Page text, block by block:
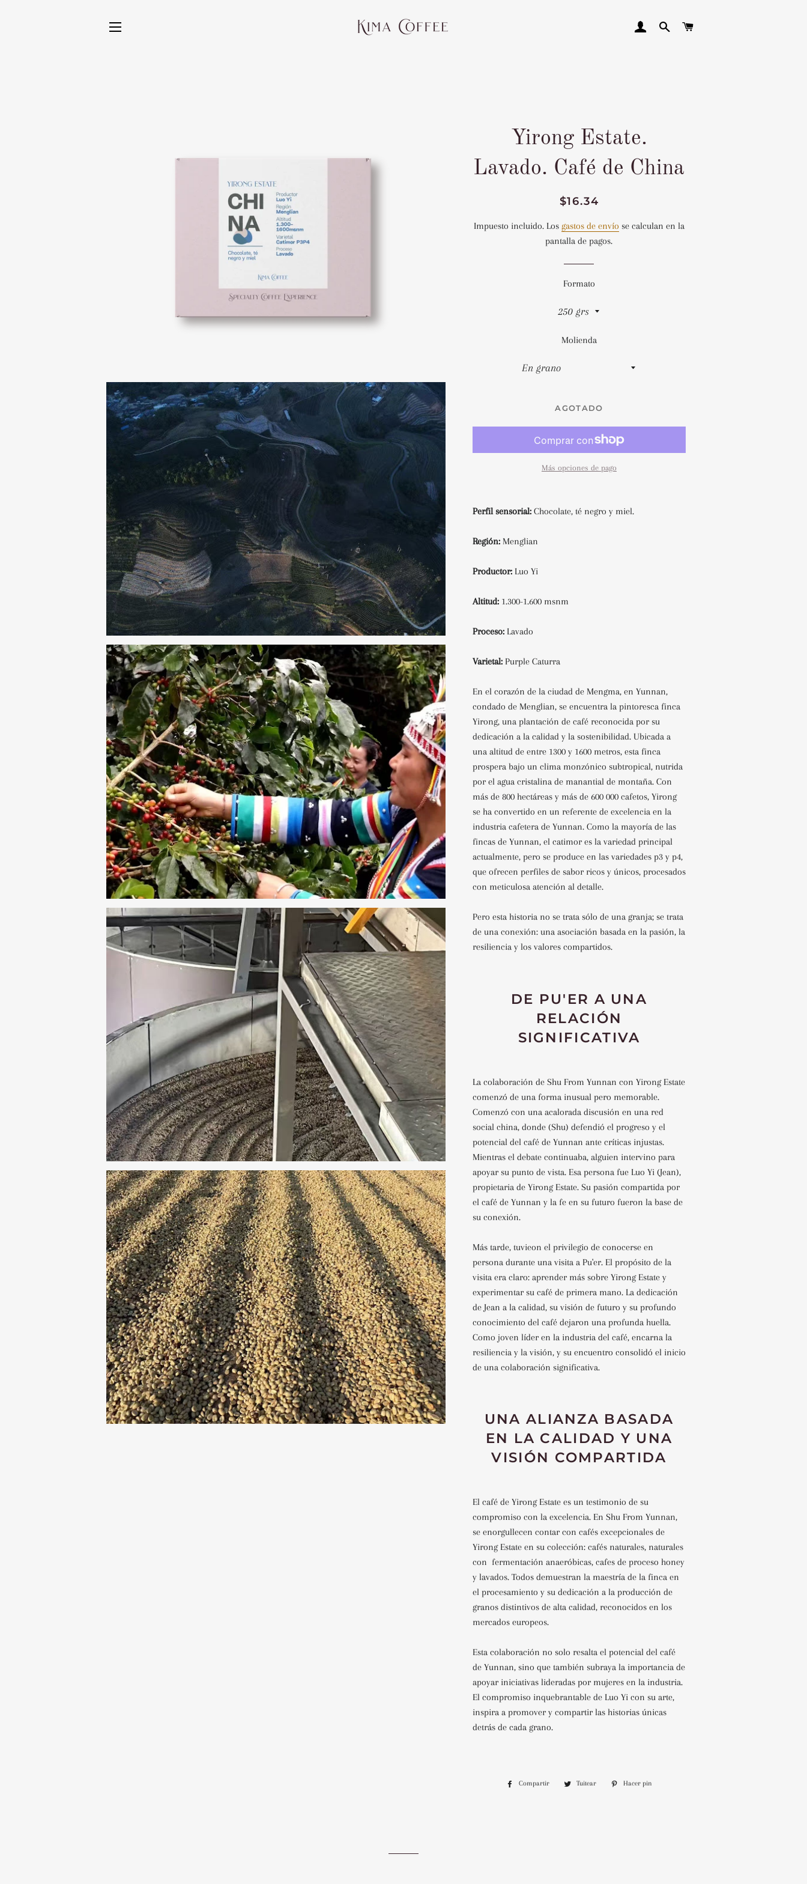
INGRESAR
BUSCAR
Yirong Estate.
Lavado. Café de China
Precio
Precio
venta
$16.34
Impuesto incluido. Los gastos de envío se calculan en la
pantalla de pagos.
Formato
Molienda
AGOTADO
Más opciones de pago
Perfil sensorial: Chocolate, té negro y miel.
Región: Menglian
Productor: Luo Yi
Altitud:1.300-1.600 msnm
Proceso: Lavado
Varietal: Purple Caturra
En el corazón de la ciudad de Mengma, en Yunnan,
condado de Menglian, se encuentra la pintoresca finca
Yirong, una plantación de café reconocida por su
dedicación a la calidad y la sostenibilidad. Ubicada a
una altitud de entre 1300 y 1600 metros, esta finca
prospera bajo un clima monzónico subtropical, nutrida
por el agua cristalina de manantial de montaña. Con
más de 800 hectáreas y más de 600 000 cafetos, Yirong
se ha convertido en un referente de excelencia en la
industria cafetera de Yunnan. Como la mayoría de las
fincas de Yunnan, el catimor es la variedad principal
actualmente, pero se produce en las variedades p3 y p4,
que ofrecen perfiles de sabor ricos y únicos, procesados
con meticulosa atención al detalle.
Pero esta historia no se trata sólo de una granja; se trata
de una conexión: una asociación basada en la pasión, la
resiliencia y los valores compartidos.
DE PU'ER A UNA
RELACIÓN
SIGNIFICATIVA
La colaboración de Shu From Yunnan con Yirong Estate
comenzó de una forma inusual pero memorable.
Comenzó con una acalorada discusión en una red
social china, donde (Shu) defendió el progreso y el
potencial del café de Yunnan ante críticas injustas.
Mientras el debate continuaba, alguien intervino para
apoyar su punto de vista. Esa persona fue Luo Yi (Jean),
propietaria de Yirong Estate. Su pasión compartida por
el café de Yunnan y la fe en su futuro fueron la base de
su conexión.
Más tarde, tuvieon el privilegio de conocerse en
persona durante una visita a Pu'er. El propósito de la
visita era claro: aprender más sobre Yirong Estate y
experimentar su café de primera mano. La dedicación
de Jean a la calidad, su visión de futuro y su profundo
conocimiento del café dejaron una profunda huella.
Como joven líder en la industria del café, encarna la
resiliencia y la visión, y su encuentro consolidó el inicio
de una colaboración significativa.
UNA ALIANZA BASADA
EN LA CALIDAD Y UNA
VISIÓN COMPARTIDA
El café de Yirong Estate es un testimonio de su
compromiso con la excelencia. En Shu From Yunnan,
se enorgullecen contar con cafés excepcionales de
Yirong Estate en su colección: cafés naturales, naturales
con fermentación anaeróbicas, cafes de proceso honey
y lavados. Todos demuestran la maestría de la finca en
el procesamiento y su dedicación a la producción de
granos distintivos de alta calidad, reconocidos en los
mercados europeos.
Esta colaboración no solo resalta el potencial del café
de Yunnan, sino que también subraya la importancia de
apoyar iniciativas lideradas por mujeres en la industria.
El compromiso inquebrantable de Luo Yi con su arte,
inspira a promover y compartir las historias únicas
detrás de cada grano.
Compartir
CompartirTuitear
Tuitear
Hacer pin